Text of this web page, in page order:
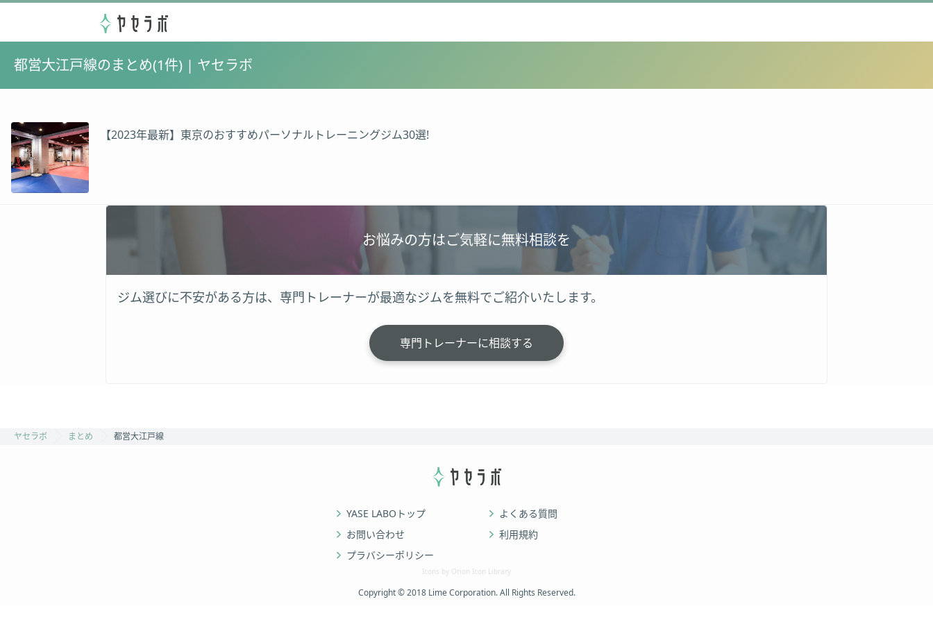
都営大江戸線のまとめ(1件) | ヤセラボ
【2023年最新】東京のおすすめパーソナルトレーニングジム30選!
お悩みの方はご気軽に無料相談を
ジム選びに不安がある方は、専門トレーナーが最適なジムを無料でご紹介いたします。
専門トレーナーに相談する
ヤセラボ まとめ 都営大江戸線
YASE LABOトップ
よくある質問
お問い合わせ
利用規約
プラバシーポリシー
Icons by Orion Icon Library
Copyright © 2018 Lime Corporation. All Rights Reserved.